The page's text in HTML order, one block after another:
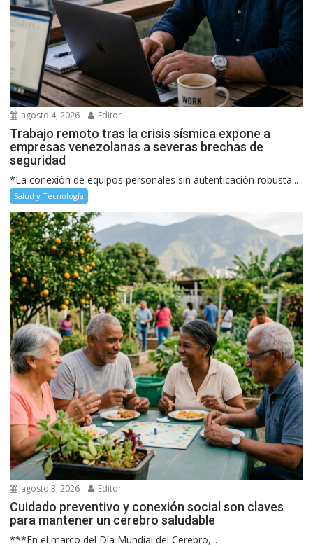
agosto 4, 2026 Editor
Trabajo remoto tras la crisis sísmica expone a
empresas venezolanas a severas brechas de
seguridad
*La conexión de equipos personales sin autenticación robusta...
Salud y Tecnología
agosto 3, 2026 Editor
Cuidado preventivo y conexión social son claves
para mantener un cerebro saludable
***En el marco del Día Mundial del Cerebro,...